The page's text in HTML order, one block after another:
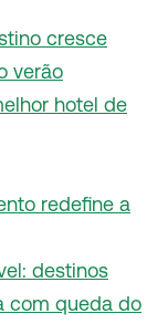
cresce
verão
hotel de
redefine a
destinos
com queda do